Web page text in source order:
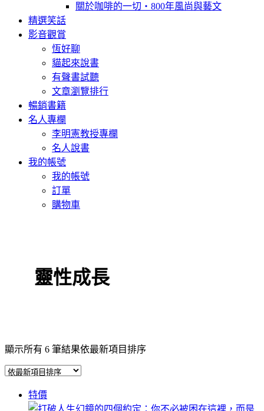
關於咖啡的一切‧800年風尚與藝文
精選笑話
影音觀賞
恆好聊
貓起來說書
有聲書試聽
文章瀏覽排行
暢銷書籍
名人專欄
李明憲教授專欄
名人說書
我的帳號
我的帳號
訂單
購物車
靈性成長
顯示所有 6 筆結果依最新項目排序
特價